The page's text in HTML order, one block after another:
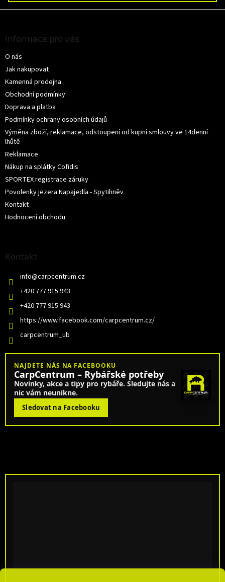
Informace pro vás
O nás
Jak nakupovat
Kamenná prodejna
Obchodní podmínky
Doprava a platba
Podmínky ochrany osobních údajů
Výměna zboží, reklamace, odstoupení od kupní smlouvy ve 14denní
lhůtě
Reklamace
Nákup na splátky Cofidis
SPORTEX registrace záruky
Povolenky jezera Napajedla - Spytihněv
Kontakt
Hodnocení obchodu
Kontakt
info@carpcentrum.cz
+420 777 915 943
+420 777 915 943
https://www.facebook.com/carpcentrum.cz/
carpcentrum_ub
NAJDETE NÁS NA FACEBOOKU
CarpCentrum – Rybářské potřeby
Novinky, akce a tipy pro rybáře. Sledujte nás a
nic vám neunikne.
Sledovat na Facebooku